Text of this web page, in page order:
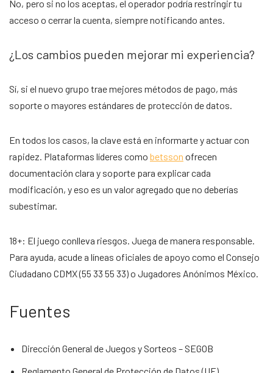
No, pero si no los aceptas, el operador podría restringir tu
acceso o cerrar la cuenta, siempre notificando antes.
¿Los cambios pueden mejorar mi experiencia?
Sí, si el nuevo grupo trae mejores métodos de pago, más
soporte o mayores estándares de protección de datos.
En todos los casos, la clave está en informarte y actuar con
rapidez. Plataformas líderes como betsson ofrecen
documentación clara y soporte para explicar cada
modificación, y eso es un valor agregado que no deberías
subestimar.
18+: El juego conlleva riesgos. Juega de manera responsable.
Para ayuda, acude a líneas oficiales de apoyo como el Consejo
Ciudadano CDMX (55 33 55 33) o Jugadores Anónimos México.
Fuentes
Dirección General de Juegos y Sorteos – SEGOB